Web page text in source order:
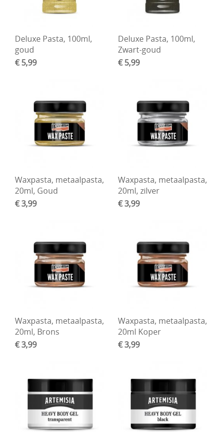
Deluxe Pasta, 100ml,
goud
€ 5,99
Deluxe Pasta, 100ml,
Zwart-goud
€ 5,99
Waxpasta, metaalpasta,
20ml, Goud
€ 3,99
Waxpasta, metaalpasta,
20ml, zilver
€ 3,99
Waxpasta, metaalpasta,
20ml, Brons
€ 3,99
Waxpasta, metaalpasta,
20ml Koper
€ 3,99